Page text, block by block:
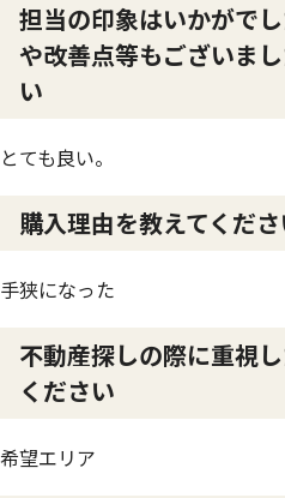
担当の印象はいかがで
や改善点等もございま
い
とても良い。
購入理由を教えてくだ
手狭になった
不動産探しの際に重視
ください
希望エリア